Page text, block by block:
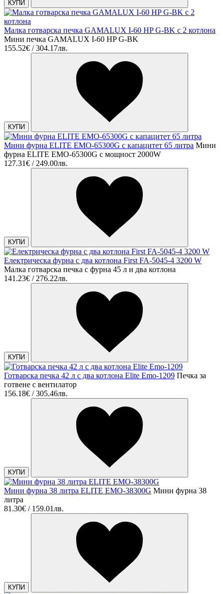
КУПИ
Малка готварска печка GAMALUX I-60 HP G-BK с 2 котлона
Мини печка GAMALUX I-60 HP G-BK
155.52€ / 304.17лв.
КУПИ
Мини фурна ELITE EMO-65300G с капацитет 65 литра Мини
фурна ELITE EMO-65300G с мощност 2000W
127.31€ / 249.00лв.
КУПИ
Електрическа фурна с два котлона First FA-5045-4 3200 W
Малка готварска печка с фурна 45 л и два котлона
141.23€ / 276.22лв.
КУПИ
Готварска печка 42 л с два котлона Elite Emo-1209 Печка за
готвене с вентилатор
156.18€ / 305.46лв.
КУПИ
Мини фурна 38 литра ELITE EMO-38300G Мини фурна 38
литра
81.30€ / 159.01лв.
КУПИ